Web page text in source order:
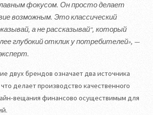
фокусом. Он просто делает
возможным. Это классический
а не рассказывай“, который
глубокий отклик у потребителей», —
двух брендов означает два источника
делает производство качественного
вещания финансово осуществимым для